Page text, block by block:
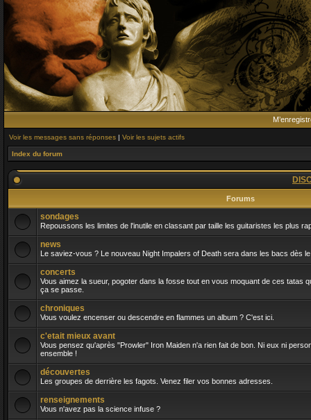
Voir les messages sans réponses | Voir les sujets actifs
Index du forum
Forums
sondages
Repoussons les limites de l'inutile en classant par taille les guitaristes les plus
news
Le saviez-vous ? Le nouveau Night Impalers of Death sera dans les bacs dès
concerts
Vous aimez la sueur, pogoter dans la fosse tout en vous moquant de ces tatas
ça se passe.
chroniques
Vous voulez encenser ou descendre en flammes un album ? C'est ici.
c'etait mieux avant
Vous pensez qu'après "Prowler" Iron Maiden n'a rien fait de bon. Ni eux ni
ensemble !
découvertes
Les groupes de derrière les fagots. Venez filer vos bonnes adresses.
renseignements
Vous n'avez pas la science infuse ?